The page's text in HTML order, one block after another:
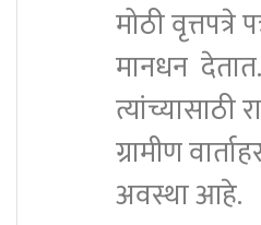
मोठी वृत्तपत्रे
मानधन देतात.
त्यांच्यासाठी
ग्रामीण
अवस्था आहे.